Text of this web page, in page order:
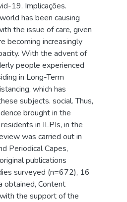
19. Implicações.
has been causing
the issue of care, given
becoming increasingly
With the advent of
people experienced
in Long-Term
which has
subjects. social. Thus,
brought in the
in ILPIs, in the
was carried out in
Periodical Capes,
publications
surveyed (n=672), 16
obtained, Content
the support of the